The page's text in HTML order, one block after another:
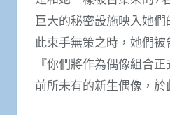
巨大的秘密設施映入她
此束手無策之時，她們被
『你們將作為偶像組合正
前所未有的新生偶像，